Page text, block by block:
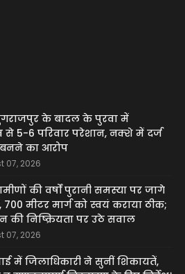
के बादल के पुरवा में
5-6 परिवार परेशान, नक्शे में दर्ज
बनने का आरोप
07, 2026
की वर्षों पुरानी समस्या पर जागे
700 मीटर मार्ग को स्वयं कराया ठीक;
की निष्क्रियता पर उठे सवाल
07, 2026
में जिलाधिकारी ने सुनीं शिकायतें,